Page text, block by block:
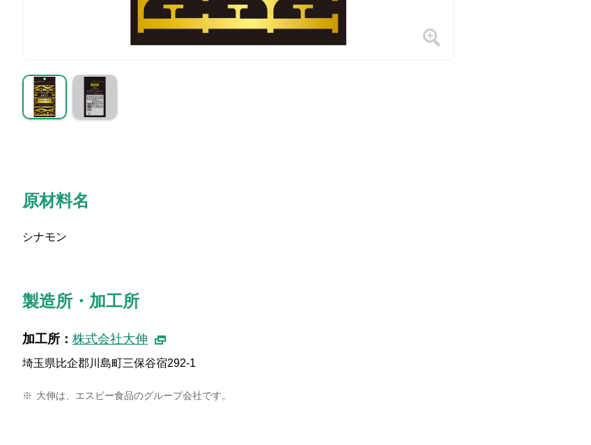
原材料名
シナモン
製造所・加工所
加工所： 株式会社大伸
埼玉県比企郡川島町三保谷宿292-1
※ 大伸は、エスビー食品のグループ会社です。